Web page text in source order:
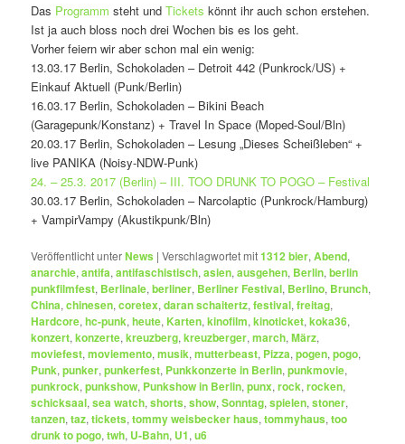
Das Programm steht undTickets könnt ihr auch schon erstehen.
Ist ja auch bloss noch drei Wochen bis es los geht.
Vorher feiern wir aber schon mal ein wenig:
13.03.17 Berlin, Schokoladen – Detroit 442 (Punkrock/US) +
Einkauf Aktuell (Punk/Berlin)
16.03.17 Berlin, Schokoladen – Bikini Beach
(Garagepunk/Konstanz) + Travel In Space (Moped-Soul/Bln)
20.03.17 Berlin, Schokoladen – Lesung „Dieses Scheißleben“ +
live PANIKA (Noisy-NDW-Punk)
24. – 25.3. 2017 (Berlin) – III. TOO DRUNK TO POGO – Festival
30.03.17 Berlin, Schokoladen – Narcolaptic (Punkrock/Hamburg)
+ VampirVampy (Akustikpunk/Bln)
Veröffentlicht unterNews |Verschlagwortet mit1312 bier,Abend,
anarchie,antifa,antifaschistisch,asien,ausgehen, Berlin,berlin
punkfilmfest, Berlinale,berliner, Berliner Festival, Berlino, Brunch,
China,chinesen,coretex,daran schaitertz,festival,freitag,
Hardcore,hc-punk,heute, Karten,kinofilm,kinoticket,koka36,
konzert,konzerte,kreuzberg,kreuzberger,march,März,
moviefest,moviemento,musik,mutterbeast, Pizza,pogen,pogo,
Punk,punker,punkerfest, Punkkonzerte in Berlin,punkmovie,
punkrock,punkshow, Punkshow in Berlin,punx,rock,rocken,
schicksaal,sea watch,shorts,show,Sonntag,spielen,stoner,
tanzen,taz,tickets,tommy weisbecker haus,tommyhaus,too
drunk to pogo,twh, U-Bahn, U1,u6